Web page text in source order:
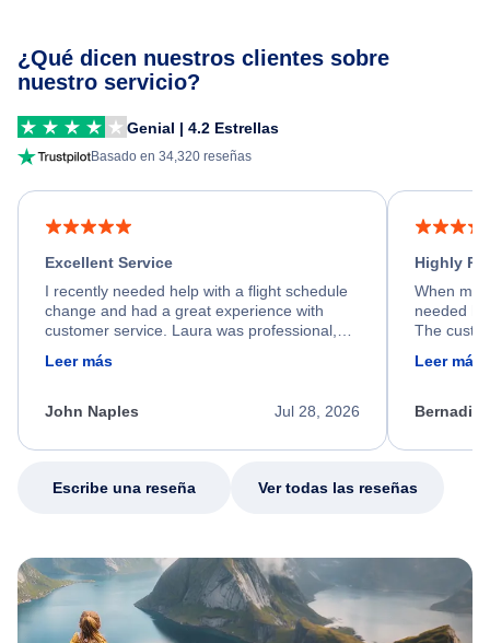
¿Qué dicen nuestros clientes sobre
nuestro servicio?
Genial | 4.2 Estrellas
Basado en 34,320 reseñas
Excellent Service
I recently needed help with a flight schedule
change and had a great experience with
customer service. Laura was professional,
friendly, and very helpful throughout the
process. She quickly found a solution and
appreciate her excellent service.
Leer más
Jul 28, 2026
John Naples
Highly
When my
needed
The
calm,
my issue.
Leer más
Escribe una reseña Ver todas las reseñas